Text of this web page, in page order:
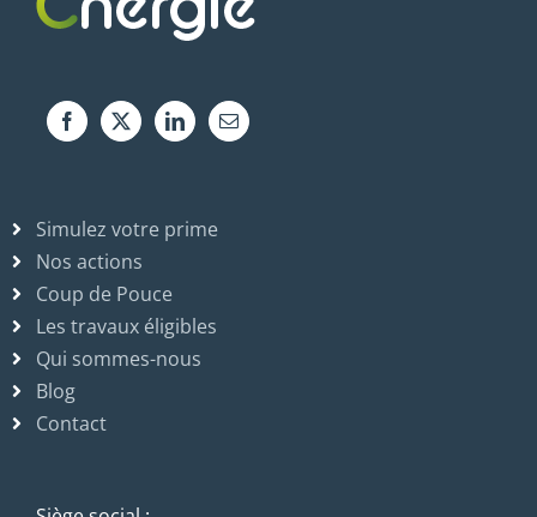
Simulez votre prime
Nos actions
Coup de Pouce
Les travaux éligibles
Qui sommes-nous
Blog
Contact